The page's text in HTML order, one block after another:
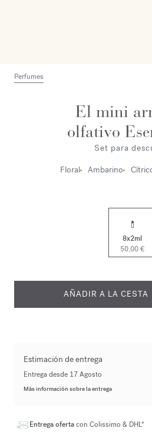
Perfumes
El mini
olfativo
Set para
Floral
Ambarino
8x2ml
50,00 €
AÑADIR A LA CESTA
Estimación de entrega
Entrega desde 17 Agosto
Más información sobre la entrega
Entrega ofertacon Colissimo & DHL*